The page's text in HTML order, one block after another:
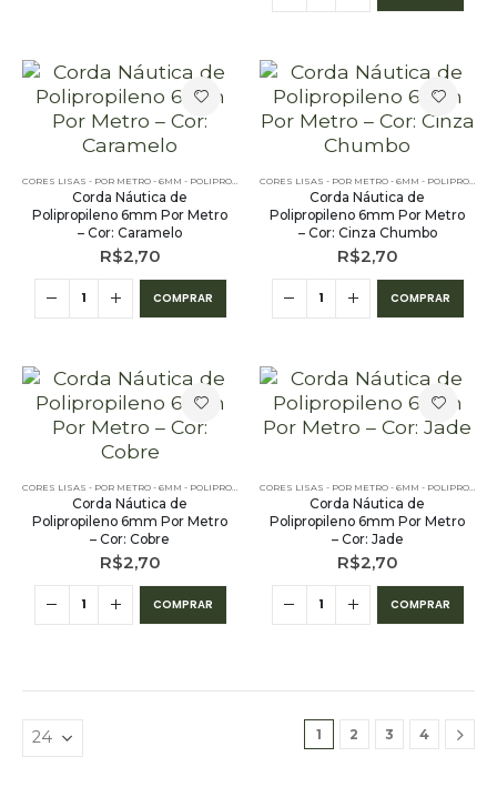
Corda Náutica de
Polipropileno 6mm Por Metro
– Cor: Caramelo
R$2,70
COMPRAR
Corda Náutica de
Polipropileno 6mm Por Metro
– Cor: Cinza Chumbo
R$2,70
COMPRAR
Corda Náutica de
Polipropileno 6mm Por Metro
– Cor: Cobre
R$2,70
COMPRAR
Corda Náutica de
Polipropileno 6mm Por Metro
– Cor: Jade
R$2,70
COMPRAR
1 2 3 4